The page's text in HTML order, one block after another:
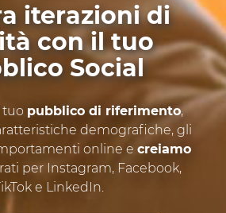
iterazioni di
con il tuo
Social
tuo pubblico di riferimento,
demografiche, gli
online e creiamo
per Instagram, Facebook,
e LinkedIn.